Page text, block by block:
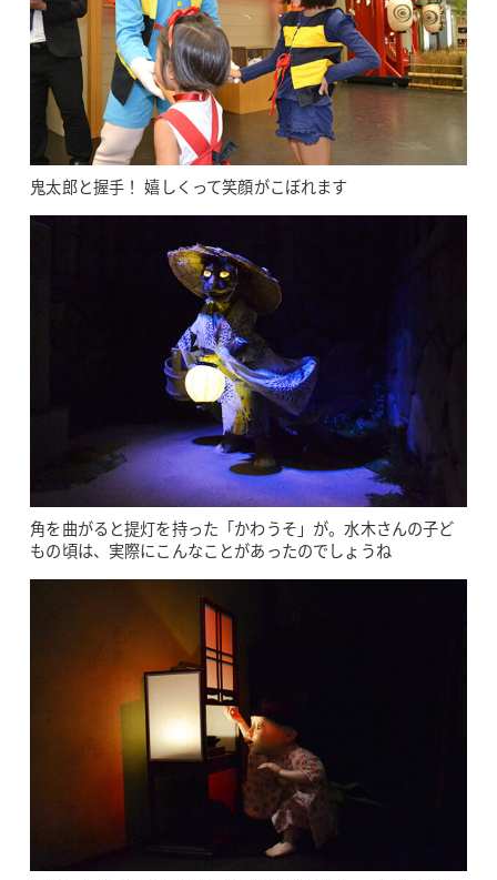
鬼太郎と握手！ 嬉しくって笑顔がこぼれます
角を曲がると提灯を持った「かわうそ」が。水木さんの子ど
もの頃は、実際にこんなことがあったのでしょうね